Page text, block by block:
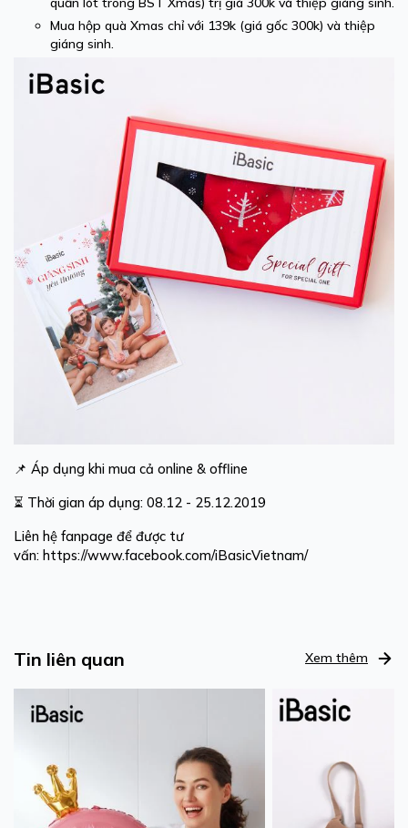
Mua hộp quà Xmas chỉ với 139k (giá gốc 300k) và thiệp
giáng sinh.
📌 Áp dụng khi mua cả online & offline
⏳ Thời gian áp dụng: 08.12 - 25.12.2019
Liên hệ fanpage để được tư
vấn: https://www.facebook.com/iBasicVietnam/
Tin liên quan Xem thêm